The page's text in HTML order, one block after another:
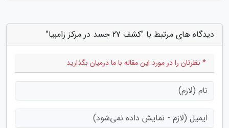
دیدگاه های مرتبط با "کشف 27 جسد در مرکز زامبیا"
* نظرتان را در مورد این مقاله با ما درمیان بگذارید